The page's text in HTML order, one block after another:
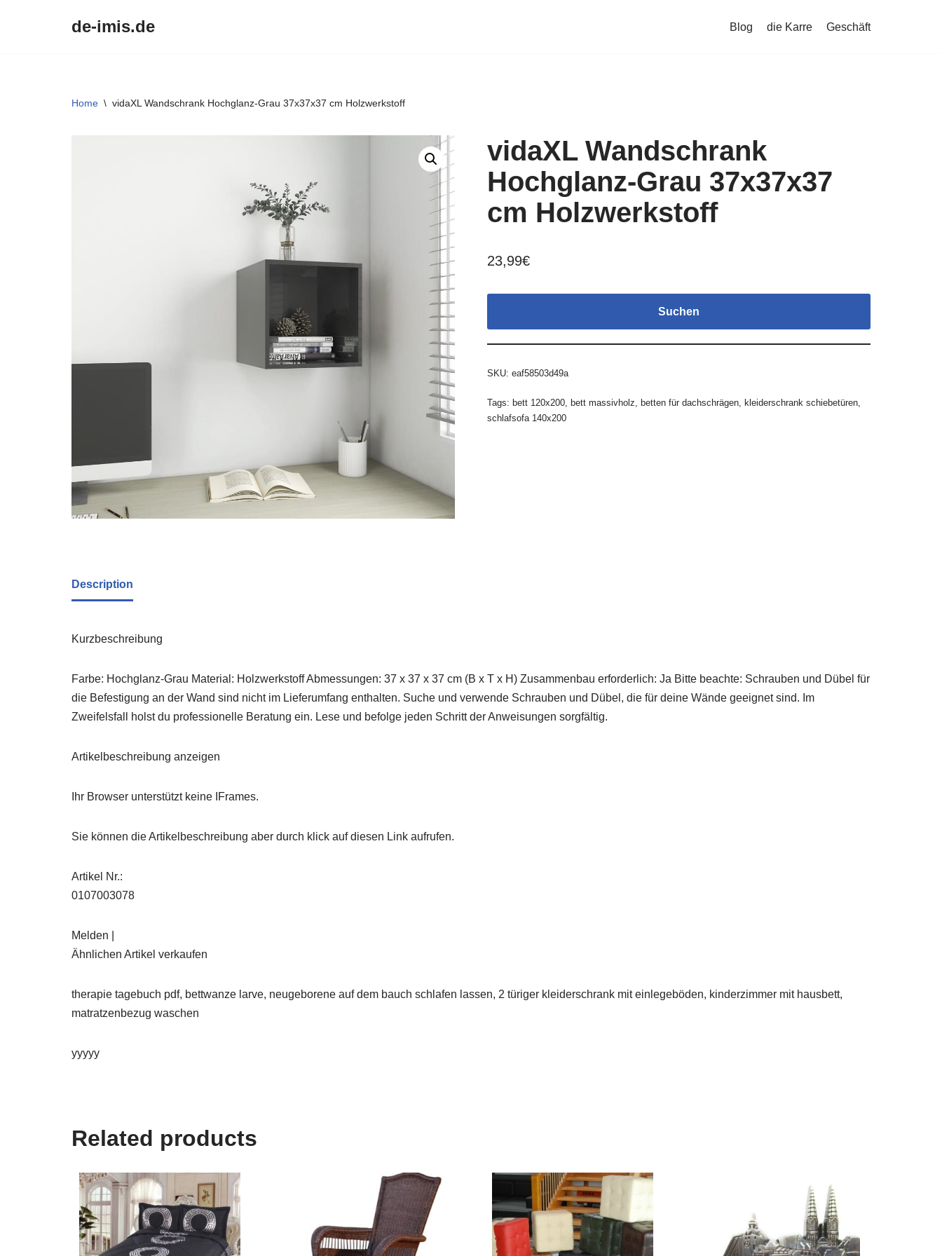
de-imis.de Blog die Karre Geschäft
Home \ vidaXL Wandschrank Hochglanz-Grau 37x37x37 cm Holzwerkstoff
vidaXL Wandschrank
Hochglanz-Grau 37x37x37
cm Holzwerkstoff
23,99€
Suchen
SKU: eaf58503d49a
Tags: bett 120x200, bett massivholz, betten für dachschrägen, kleiderschrank schiebetüren,
schlafsofa 140x200
Description
Kurzbeschreibung
Farbe: Hochglanz-Grau Material: Holzwerkstoff Abmessungen: 37 x 37 x 37 cm (B x T x H) Zusammenbau erforderlich: Ja Bitte beachte: Schrauben und Dübel für
die Befestigung an der Wand sind nicht im Lieferumfang enthalten. Suche und verwende Schrauben und Dübel, die für deine Wände geeignet sind. Im
Zweifelsfall holst du professionelle Beratung ein. Lese und befolge jeden Schritt der Anweisungen sorgfältig.
Artikelbeschreibung anzeigen
Ihr Browser unterstützt keine IFrames.
Sie können die Artikelbeschreibung aber durch klick auf diesen Link aufrufen.
Artikel Nr.:
0107003078
Melden |
Ähnlichen Artikel verkaufen
therapie tagebuch pdf, bettwanze larve, neugeborene auf dem bauch schlafen lassen, 2 türiger kleiderschrank mit einlegeböden, kinderzimmer mit hausbett,
matratzenbezug waschen
yyyyy
Related products